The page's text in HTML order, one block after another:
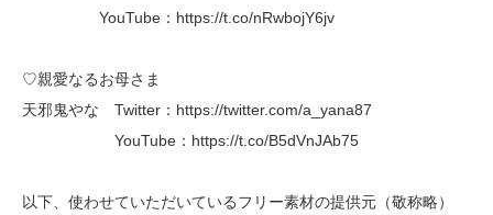
YouTube：https://t.co/nRwbojY6jv
♡親愛なるお母さま
天邪鬼やな Twitter：https://twitter.com/a_yana87
YouTube：https://t.co/B5dVnJAb75
以下、使わせていただいているフリー素材の提供元（敬称略）